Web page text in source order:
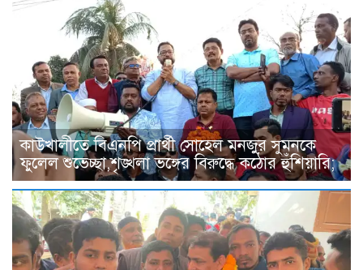
কাউখালীতে বিএনপি প্রার্থী সোহেল মনজুর সুমনকে
ফুলেল শুভেচ্ছা,শৃঙ্খলা ভঙ্গের বিরুদ্ধে কঠোর হুঁশিয়ারি;